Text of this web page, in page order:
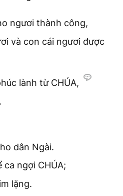
ngươi thành công,
và con cái ngươi được
lành từ CHÚA,
dân Ngài.
ngợi CHÚA;
lặng.